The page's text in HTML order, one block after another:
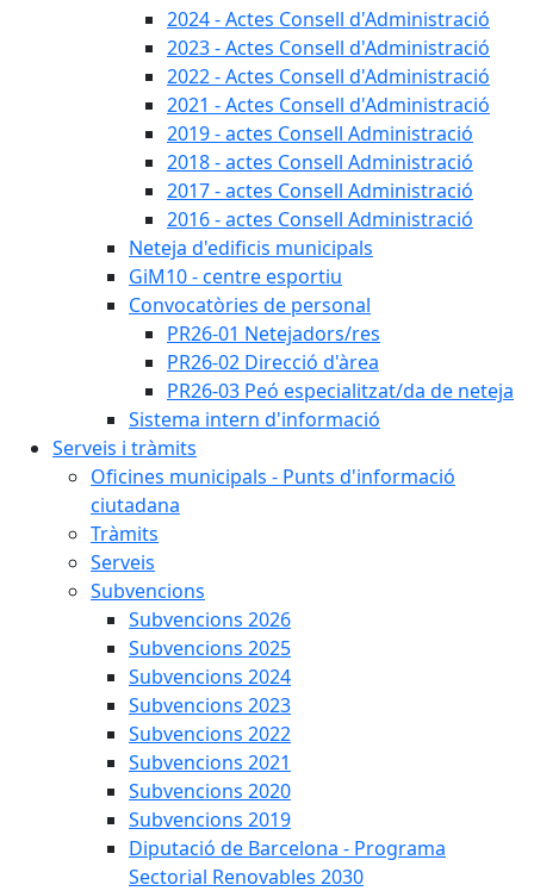
2024 - Actes Consell d'Administració
2023 - Actes Consell d'Administració
2022 - Actes Consell d'Administració
2021 - Actes Consell d'Administració
2019 - actes Consell Administració
2018 - actes Consell Administració
2017 - actes Consell Administració
2016 - actes Consell Administració
Neteja d'edificis municipals
GiM10 - centre esportiu
Convocatòries de personal
PR26-01 Netejadors/res
PR26-02 Direcció d'àrea
PR26-03 Peó especialitzat/da de neteja
Sistema intern d'informació
Serveis i tràmits
Oficines municipals - Punts d'informació
ciutadana
Tràmits
Serveis
Subvencions
Subvencions 2026
Subvencions 2025
Subvencions 2024
Subvencions 2023
Subvencions 2022
Subvencions 2021
Subvencions 2020
Subvencions 2019
Diputació de Barcelona - Programa
Sectorial Renovables 2030